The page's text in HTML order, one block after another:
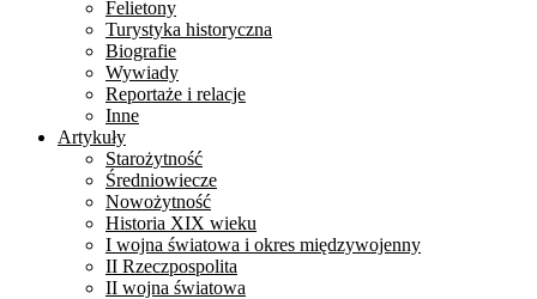
Felietony
Turystyka historyczna
Biografie
Wywiady
Reportaże i relacje
Inne
Artykuły
Starożytność
Średniowiecze
Nowożytność
Historia XIX wieku
I wojna światowa i okres międzywojenny
II Rzeczpospolita
II wojna światowa